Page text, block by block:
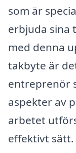
som är
erbjuda sina
med denna
takbyte är
entreprenör
aspekter av
arbetet
effektivt sätt.